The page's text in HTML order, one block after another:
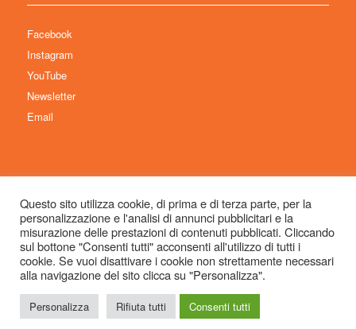
Facebook
Instagram
YouTube
Newsletter
Email
© Copyright 2026 Immaginaria International Film Festival - Un progetto di:
Associazione Culturale Visibilia APS – Sede legale: Studio Commercialista
Dott.ssa Michela Sabattini, via D’Azeglio 71, 40123 Bologna –
info@immaginariaff.it- Tutti i diritti riservati -Privacy Policy- Site Design:
Simple
Questo sito utilizza cookie, di prima e di terza parte, per la
personalizzazione e l'analisi di annunci pubblicitari e la
misurazione delle prestazioni di contenuti pubblicati. Cliccando
sul bottone "Consenti tutti" acconsenti all'utilizzo di tutti i
cookie. Se vuoi disattivare i cookie non strettamente necessari
alla navigazione del sito clicca su "Personalizza".
Personalizza Rifiuta tutti Consenti tutti